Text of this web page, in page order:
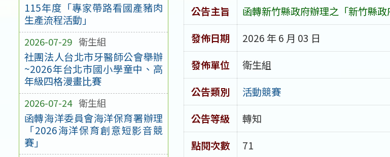
115年度「專家帶路看國產豬肉
生產流程活動」
2026-07-29 衛生組
社團法人台北市牙醫師公會舉辦
~2026年台北市國小學童中、高
年級四格漫畫比賽
2026-07-24 衛生組
函轉海洋委員會海洋保育署辦理
「2026海洋保育創意短影音競
賽」
公告主旨
函轉新竹縣政府辦理之「新竹縣
發佈日期
2026 年 6 月 03 日
發佈單位
衛生組
公告類別
活動競賽
公告等級
轉知
點閱次數
71